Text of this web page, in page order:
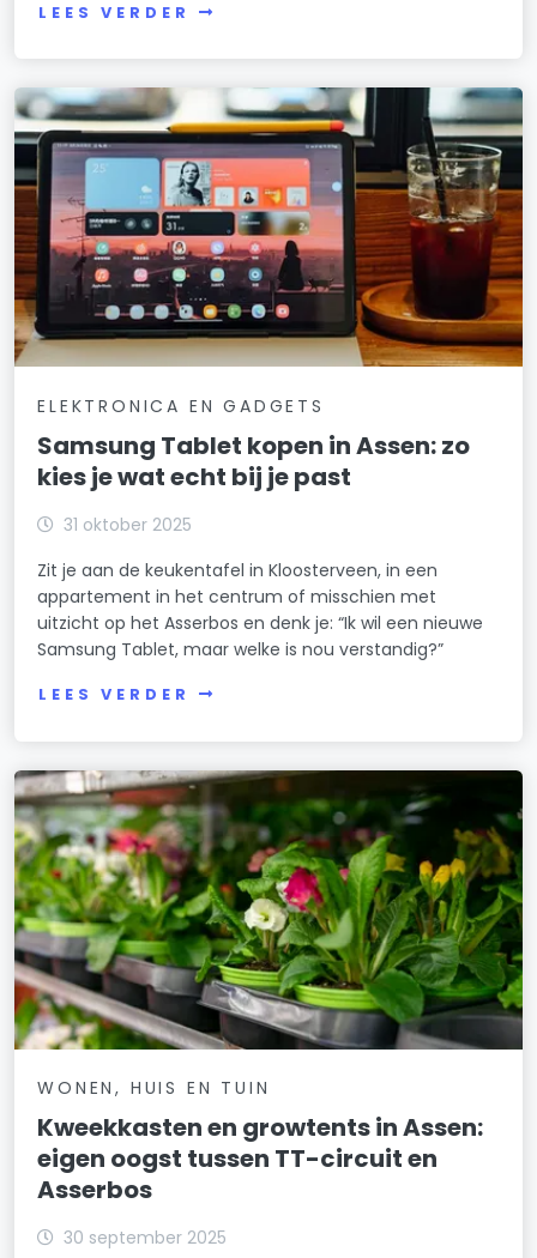
LEES VERDER
ELEKTRONICA EN GADGETS
Samsung Tablet kopen in Assen: zo
kies je wat echt bij je past
31 oktober 2025
Zit je aan de keukentafel in Kloosterveen, in een
appartement in het centrum of misschien met
uitzicht op het Asserbos en denk je: “Ik wil een nieuwe
Samsung Tablet, maar welke is nou verstandig?”
LEES VERDER
WONEN, HUIS EN TUIN
Kweekkasten en growtents in Assen:
eigen oogst tussen TT-circuit en
Asserbos
30 september 2025